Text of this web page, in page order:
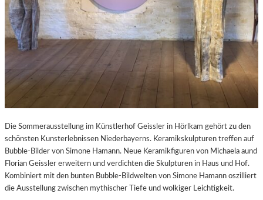
Die Sommerausstellung im Künstlerhof Geissler in Hörlkam gehört zu den
schönsten Kunsterlebnissen Niederbayerns. Keramikskulpturen treffen auf
Bubble-Bilder von Simone Hamann. Neue Keramikfiguren von Michaela aund
Florian Geissler erweitern und verdichten die Skulpturen in Haus und Hof.
Kombiniert mit den bunten Bubble-Bildwelten von Simone Hamann oszilliert
die Ausstellung zwischen mythischer Tiefe und wolkiger Leichtigkeit.